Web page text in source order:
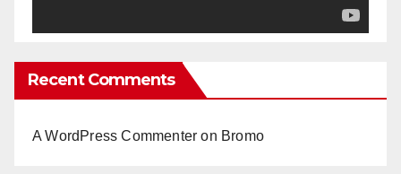
Recent Comments
A WordPress Commenter on Bromo